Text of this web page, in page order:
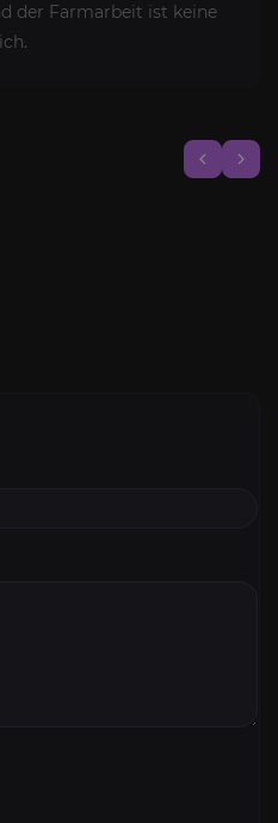
der Farmarbeit ist keine